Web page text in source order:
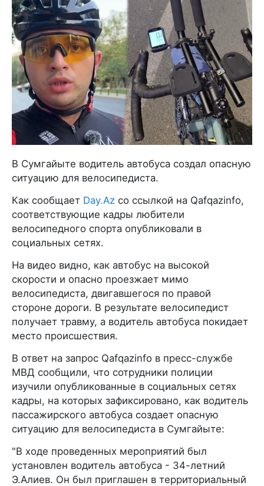
В Сумгайыте водитель автобуса создал опасную
ситуацию для велосипедиста.
Как сообщает Day.Az со ссылкой на Qafqazinfo,
соответствующие кадры любители
велосипедного спорта опубликовали в
социальных сетях.
На видео видно, как автобус на высокой
скорости и опасно проезжает мимо
велосипедиста, двигавшегося по правой
стороне дороги. В результате велосипедист
получает травму, а водитель автобуса покидает
место происшествия.
В ответ на запрос Qafqazinfo в пресс-службе
МВД сообщили, что сотрудники полиции
изучили опубликованные в социальных сетях
кадры, на которых зафиксировано, как водитель
пассажирского автобуса создает опасную
ситуацию для велосипедиста в Сумгайыте:
"В ходе проведенных мероприятий был
установлен водитель автобуса - 34-летний
Э.Алиев. Он был приглашен в территориальный